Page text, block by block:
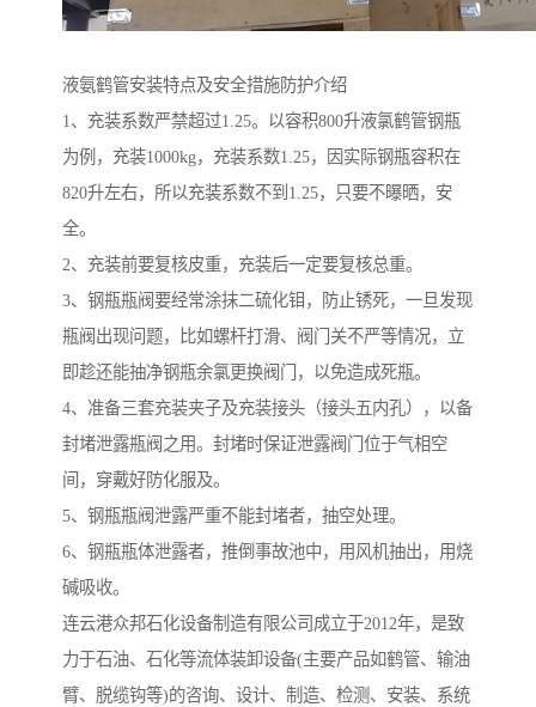
液氨鹤管安装特点及安全措施防护介绍
1、充装系数严禁超过1.25。以容积800升液氯鹤管钢瓶
为例，充装1000kg，充装系数1.25，因实际钢瓶容积在
820升左右，所以充装系数不到1.25，只要不曝晒，安
全。
2、充装前要复核皮重，充装后一定要复核总重。
3、钢瓶瓶阀要经常涂抹二硫化钼，防止锈死，一旦发现
瓶阀出现问题，比如螺杆打滑、阀门关不严等情况，立
即趁还能抽净钢瓶余氯更换阀门，以免造成死瓶。
4、准备三套充装夹子及充装接头（接头五内孔），以备
封堵泄露瓶阀之用。封堵时保证泄露阀门位于气相空
间，穿戴好防化服及。
5、钢瓶瓶阀泄露严重不能封堵者，抽空处理。
6、钢瓶瓶体泄露者，推倒事故池中，用风机抽出，用烧
碱吸收。
连云港众邦石化设备制造有限公司成立于2012年，是致
力于石油、石化等流体装卸设备(主要产品如鹤管、输油
臂、脱缆钩等)的咨询、设计、制造、检测、安装、系统